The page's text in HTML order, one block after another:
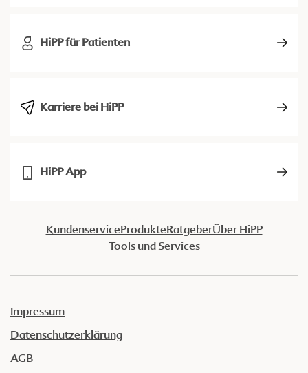
HiPP für Patienten
Karriere bei HiPP
HiPP App
KundenserviceProdukteRatgeberÜber HiPP
Tools und Services
Impressum
Datenschutzerklärung
AGB